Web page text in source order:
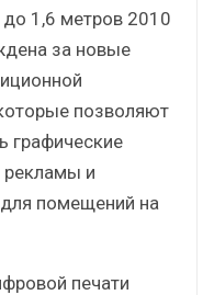
1,6 метров 2010
за новые
позволяют
графические
рекламы и
помещений на
печати